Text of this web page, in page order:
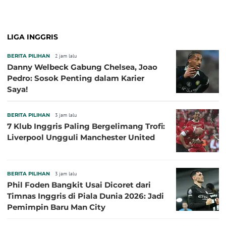
LIGA INGGRIS
BERITA PILIHAN 2 jam lalu
Danny Welbeck Gabung Chelsea, Joao
Pedro: Sosok Penting dalam Karier
Saya!
BERITA PILIHAN 3 jam lalu
7 Klub Inggris Paling Bergelimang Trofi:
Liverpool Ungguli Manchester United
BERITA PILIHAN 3 jam lalu
Phil Foden Bangkit Usai Dicoret dari
Timnas Inggris di Piala Dunia 2026: Jadi
Pemimpin Baru Man City